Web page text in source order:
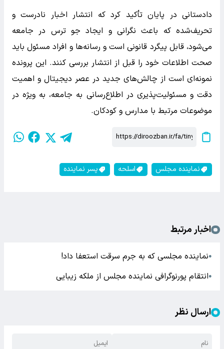
دادستانی در پایان تأکید کرد که انتشار اخبار نادرست و
تحریف‌شده که باعث نگرانی و ایجاد جو ترس در جامعه
می‌شود، قابل پیگرد قانونی است و رسانه‌ها و افراد مسئول باید
صحت اطلاعات خود را قبل از انتشار بررسی کنند. این پرونده
نمونه‌ای است از چالش‌های جدید در عصر دیجیتال و اهمیت
دقت و مسئولیت‌پذیری در اطلاع‌رسانی به جامعه، به ویژه در
موضوعات مرتبط با مدارس و کودکان.
نماینده مجلس اسلحه پسر نماینده
اخبار مرتبط
●نماینده مجلسی که به جرم سرقت استعفا داد!
●انتقام پورنوگرافی نماینده مجلس از ملکه زیبایی
ارسال نظر